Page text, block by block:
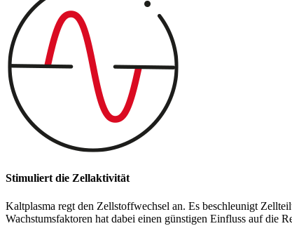
Stimuliert die Zellaktivität
Kaltplasma regt den Zellstoffwechsel an. Es beschleunigt
Wachstumsfaktoren hat dabei einen günstigen Einfluss auf die